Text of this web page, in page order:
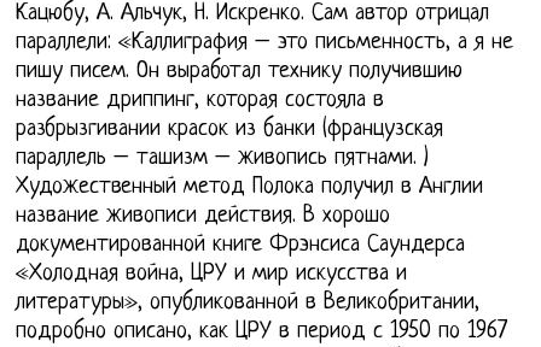
Кацюбу, А. Альчук, Н. Искренко. Сам автор отрицал
параллели: «Каллиграфия – это письменность, а я не
пишу писем. Он выработал технику получившию
название дриппинг, которая состояла в
разбрызгивании красок из банки (французская
параллель – ташизм – живопись пятнами. )
Художественный метод Полока получил в Англии
название живописи действия. В хорошо
документированной книге Фрэнсиса Саундерса
«Холодная война, ЦРУ и мир искусства и
литературы», опубликованной в Великобритании,
подробно описано, как ЦРУ в период с 1950 по 1967